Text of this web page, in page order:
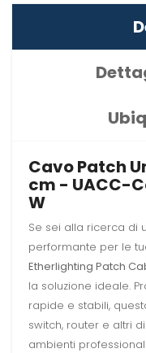
Cavo Patch
cm - UACC-
W
Se sei alla ricerca di
performante per le
Etherlighting Patch
la soluzione ideale.
rapide e stabili,
switch, router e altri
ambienti